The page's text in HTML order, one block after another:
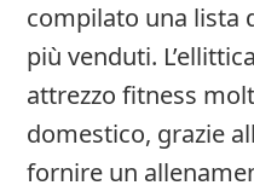
compilato una lista
più venduti.
attrezzo fitness
domestico, grazie
fornire un